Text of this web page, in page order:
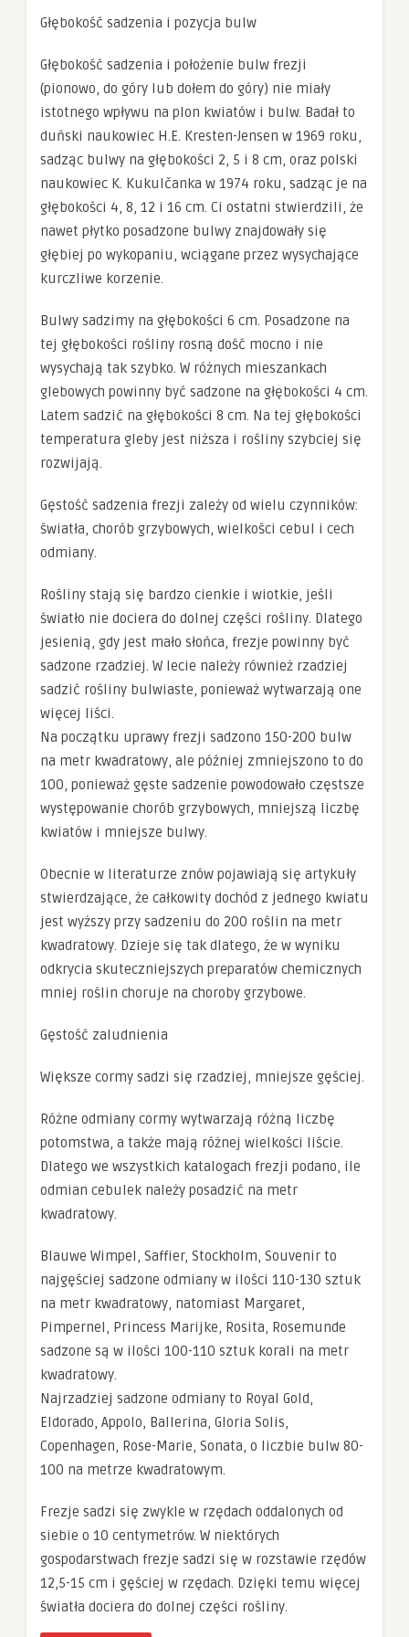
Głębokość sadzenia i pozycja bulw
Głębokość sadzenia i położenie bulw frezji
(pionowo, do góry lub dołem do góry) nie miały
istotnego wpływu na plon kwiatów i bulw. Badał to
duński naukowiec H.E. Kresten-Jensen w 1969 roku,
sadząc bulwy na głębokości 2, 5 i 8 cm, oraz polski
naukowiec K. Kukulčanka w 1974 roku, sadząc je na
głębokości 4, 8, 12 i 16 cm. Ci ostatni stwierdzili, że
nawet płytko posadzone bulwy znajdowały się
głębiej po wykopaniu, wciągane przez wysychające
kurczliwe korzenie.
Bulwy sadzimy na głębokości 6 cm. Posadzone na
tej głębokości rośliny rosną dość mocno i nie
wysychają tak szybko. W różnych mieszankach
glebowych powinny być sadzone na głębokości 4 cm.
Latem sadzić na głębokości 8 cm. Na tej głębokości
temperatura gleby jest niższa i rośliny szybciej się
rozwijają.
Gęstość sadzenia frezji zależy od wielu czynników:
światła, chorób grzybowych, wielkości cebul i cech
odmiany.
Rośliny stają się bardzo cienkie i wiotkie, jeśli
światło nie dociera do dolnej części rośliny. Dlatego
jesienią, gdy jest mało słońca, frezje powinny być
sadzone rzadziej. W lecie należy również rzadziej
sadzić rośliny bulwiaste, ponieważ wytwarzają one
więcej liści.
Na początku uprawy frezji sadzono 150-200 bulw
na metr kwadratowy, ale później zmniejszono to do
100, ponieważ gęste sadzenie powodowało częstsze
występowanie chorób grzybowych, mniejszą liczbę
kwiatów i mniejsze bulwy.
Obecnie w literaturze znów pojawiają się artykuły
stwierdzające, że całkowity dochód z jednego kwiatu
jest wyższy przy sadzeniu do 200 roślin na metr
kwadratowy. Dzieje się tak dlatego, że w wyniku
odkrycia skuteczniejszych preparatów chemicznych
mniej roślin choruje na choroby grzybowe.
Gęstość zaludnienia
Większe cormy sadzi się rzadziej, mniejsze gęściej.
Różne odmiany cormy wytwarzają różną liczbę
potomstwa, a także mają różnej wielkości liście.
Dlatego we wszystkich katalogach frezji podano, ile
odmian cebulek należy posadzić na metr
kwadratowy.
Blauwe Wimpel, Saffier, Stockholm, Souvenir to
najgęściej sadzone odmiany w ilości 110-130 sztuk
na metr kwadratowy, natomiast Margaret,
Pimpernel, Princess Marijke, Rosita, Rosemunde
sadzone są w ilości 100-110 sztuk korali na metr
kwadratowy.
Najrzadziej sadzone odmiany to Royal Gold,
Eldorado, Appolo, Ballerina, Gloria Solis,
Copenhagen, Rose-Marie, Sonata, o liczbie bulw 80-
100 na metrze kwadratowym.
Frezje sadzi się zwykle w rzędach oddalonych od
siebie o 10 centymetrów. W niektórych
gospodarstwach frezje sadzi się w rozstawie rzędów
12,5-15 cm i gęściej w rzędach. Dzięki temu więcej
światła dociera do dolnej części rośliny.